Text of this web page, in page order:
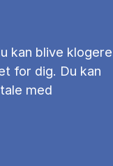
kan blive klogere
for dig. Du kan
med